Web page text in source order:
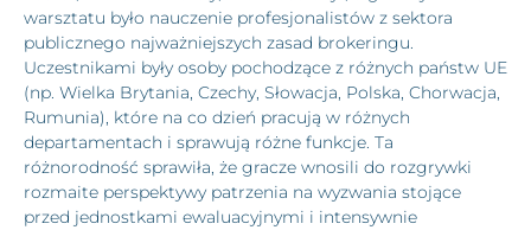
warsztatu było nauczenie profesjonalistów z sektora
publicznego najważniejszych zasad brokeringu.
Uczestnikami były osoby pochodzące z różnych państw UE
(np. Wielka Brytania, Czechy, Słowacja, Polska, Chorwacja,
Rumunia), które na co dzień pracują w różnych
departamentach i sprawują różne funkcje. Ta
różnorodność sprawiła, że gracze wnosili do rozgrywki
rozmaite perspektywy patrzenia na wyzwania stojące
przed jednostkami ewaluacyjnymi i intensywnie